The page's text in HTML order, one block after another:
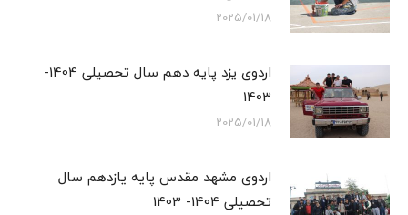
2025/01/18
اردوی یزد پایه دهم سال تحصیلی 1404-
1403
2025/01/18
اردوی مشهد مقدس پایه یازدهم سال
تحصیلی 1404- 1403